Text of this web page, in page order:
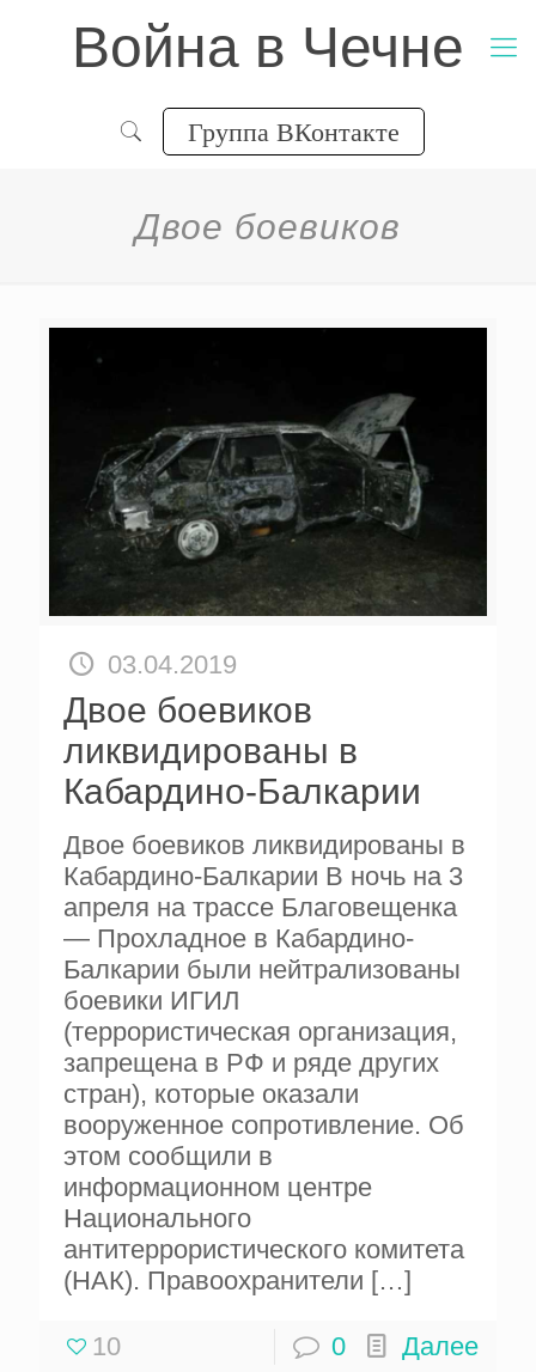
Война в Чечне
Группа ВКонтакте
Двое боевиков
03.04.2019
Двое боевиков
ликвидированы в
Кабардино-Балкарии
Двое боевиков ликвидированы в
Кабардино-Балкарии В ночь на 3
апреля на трассе Благовещенка
— Прохладное в Кабардино-
Балкарии были нейтрализованы
боевики ИГИЛ
(террористическая организация,
запрещена в РФ и ряде других
стран), которые оказали
вооруженное сопротивление. Об
этом сообщили в
информационном центре
Национального
антитеррористического комитета
(НАК). Правоохранители […]
10 0 Далее